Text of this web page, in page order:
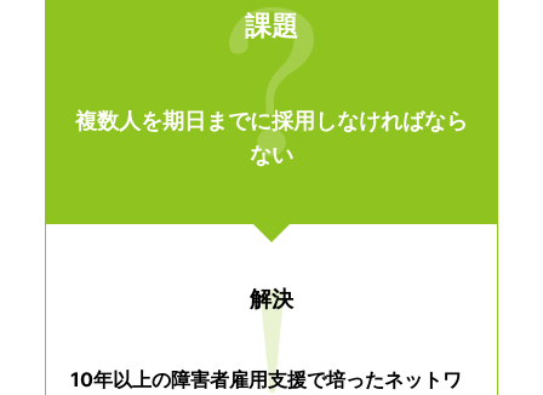
課題
複数人を期日までに採用しなければなら
ない
解決
10年以上の障害者雇用支援で培ったネットワ